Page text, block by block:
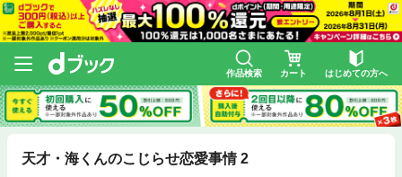
作品検索 カート はじめての方へ
天才・海くんのこじらせ恋愛事情 2